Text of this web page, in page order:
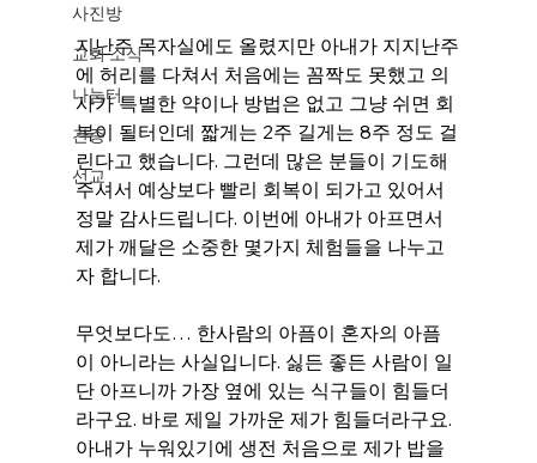
사진방
교회 소식
나눔터
간증
선교
지난주 목자실에도 올렸지만 아내가 지지난주
에 허리를 다쳐서 처음에는 꼼짝도 못했고 의
사가 특별한 약이나 방법은 없고 그냥 쉬면 회
복이 될터인데 짧게는 2주 길게는 8주 정도 걸
린다고 했습니다. 그런데 많은 분들이 기도해
주셔서 예상보다 빨리 회복이 되가고 있어서
정말 감사드립니다. 이번에 아내가 아프면서
제가 깨달은 소중한 몇가지 체험들을 나누고
자 합니다.
무엇보다도… 한사람의 아픔이 혼자의 아픔
이 아니라는 사실입니다. 싫든 좋든 사람이 일
단 아프니까 가장 옆에 있는 식구들이 힘들더
라구요. 바로 제일 가까운 제가 힘들더라구요.
아내가 누워있기에 생전 처음으로 제가 밥을